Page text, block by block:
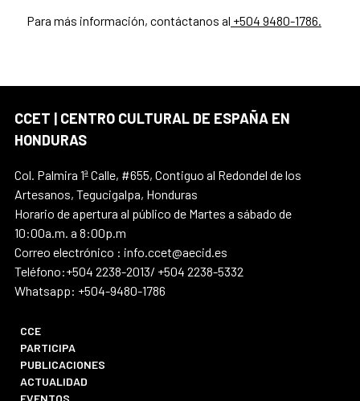
Para más información, contáctanos al +504 9480-1786.
CCET | CENTRO CULTURAL DE ESPAÑA EN
HONDURAS
Col. Palmira 1ª Calle, #655, Contiguo al Redondel de los
Artesanos, Tegucigalpa, Honduras
Horario de apertura al público de Martes a sábado de
10:00a.m. a 8:00p.m
Correo electrónico : info.ccet@aecid.es
Teléfono:+504 2238-2013/ +504 2238-5332
Whatsapp: +504-9480-1786
CCE
PARTICIPA
PUBLICACIONES
ACTUALIDAD